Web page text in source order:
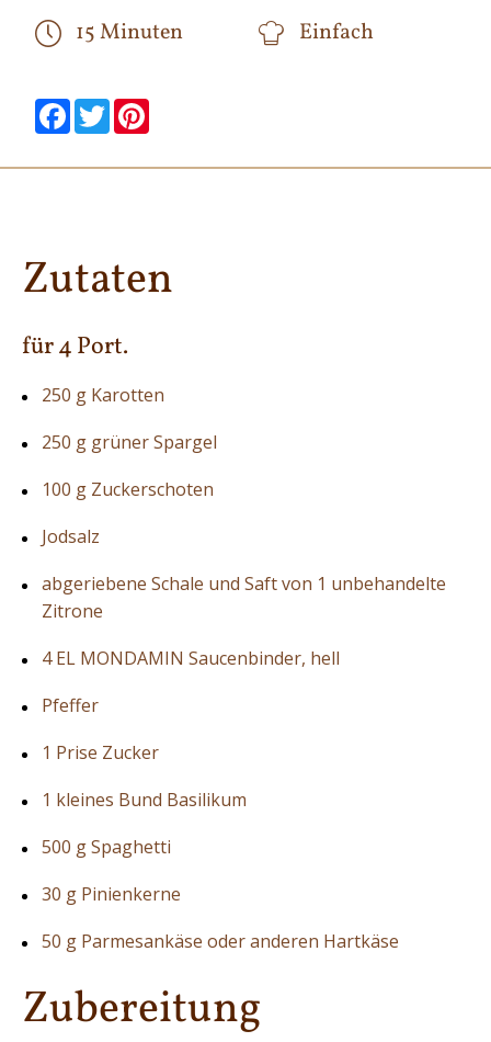
15 Minuten Einfach
null
Facebook
null null
Twitter
null null
null
Zutaten
für 4 Port.
250 g Karotten
250 g grüner Spargel
100 g Zuckerschoten
Jodsalz
abgeriebene Schale und Saft von 1 unbehandelte
Zitrone
4 EL MONDAMIN Saucenbinder, hell
Pfeffer
1 Prise Zucker
1 kleines Bund Basilikum
500 g Spaghetti
30 g Pinienkerne
50 g Parmesankäse oder anderen Hartkäse
Zubereitung